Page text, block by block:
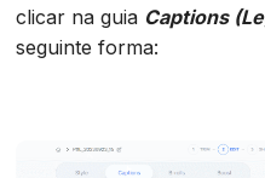
clicar na guia Captions
seguinte forma: